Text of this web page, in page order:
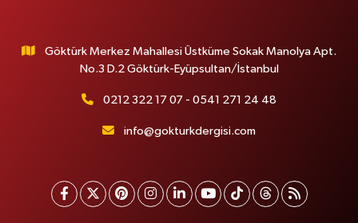
Göktürk Merkez Mahallesi Üstküme Sokak Manolya Apt.
No.3 D.2 Göktürk-Eyüpsultan/İstanbul
0212 322 17 07 - 0541 271 24 48
info@gokturkdergisi.com